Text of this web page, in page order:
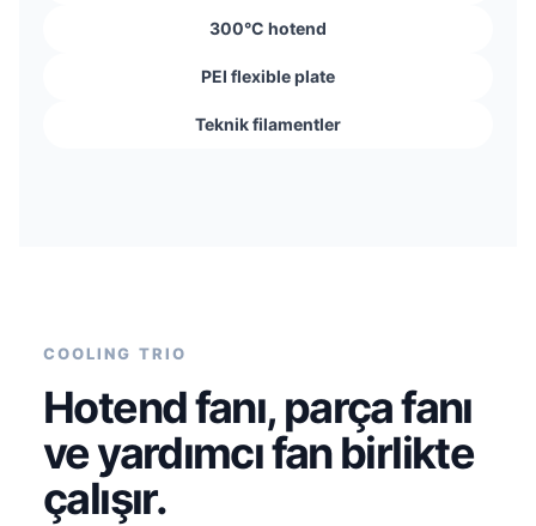
300°C hotend
PEI flexible plate
Teknik filamentler
COOLING TRIO
Hotend fanı, parça fanı
ve yardımcı fan birlikte
çalışır.